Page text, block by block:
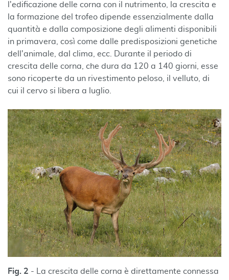
l'edificazione delle corna con il nutrimento, la crescita e
la formazione del trofeo dipende essenzialmente dalla
quantità e dalla composizione degli alimenti disponibili
in primavera, così come dalle predisposizioni genetiche
dell'animale, dal clima, ecc. Durante il periodo di
crescita delle corna, che dura da 120 a 140 giorni, esse
sono ricoperte da un rivestimento peloso, il velluto, di
cui il cervo si libera a luglio.
Fig. 2 - La crescita delle corna è direttamente connessa